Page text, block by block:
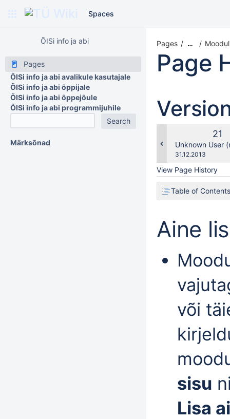
Spaces
ÕISi info ja abi
Pages
ÕISi info ja abi avalikule kasutajale
ÕISi info ja abi õppijale
ÕISi info ja abi õppejõule
ÕISi info ja abi programmijuhile
Märksõnad
Pages …
Page
Old
21
Unknown User
Saved
31.12.2013
View Page History
Table of Contents
Aine
või
sisu
Lisa